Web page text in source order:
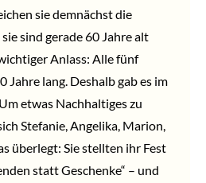
sie demnächst die
sie sind gerade 60 Jahre alt
Anlass: Alle fünf
Jahre lang. Deshalb gab es im
etwas Nachhaltiges zu
Stefanie, Angelika, Marion,
überlegt: Sie stellten ihr Fest
statt Geschenke“ – und